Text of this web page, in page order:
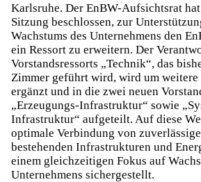
Karlsruhe. Der EnBW-Aufsichtsrat
Sitzung beschlossen, zur
Wachstums des Unternehmens den
ein Ressort zu erweitern. Der
Vorstandsressorts „Technik“, das
Zimmer geführt wird, wird um
ergänzt und in die zwei neuen
„Erzeugungs-Infrastruktur“ sowie
Infrastruktur“ aufgeteilt. Auf diese
optimale Verbindung von
bestehenden Infrastrukturen und
einem gleichzeitigen Fokus auf
Unternehmens sichergestellt.